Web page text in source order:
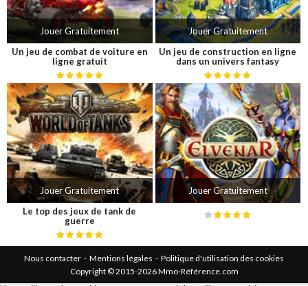
Jouer Gratuitement
Un jeu de combat de voiture en
ligne gratuit
Jouer Gratuitement
Un jeu de construction en ligne
dans un univers fantasy
Jouer Gratuitement
Le top des jeux de tank de
guerre
Jouer Gratuitement
Nous contacter Mentions légales
Politique d'utilisation des cookies
Copyright © 2015-2026 Mmo-Référence.com